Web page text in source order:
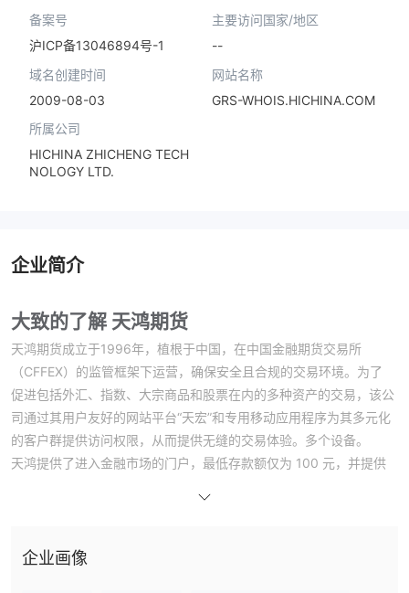
备案号
沪ICP备13046894号-1
主要访问国家/地区
--
域名创建时间
2009-08-03
网站名称
GRS-WHOIS.HICHINA.COM
所属公司
HICHINA ZHICHENG TECH
NOLOGY LTD.
企业简介
大致的了解 天鸿期货
天鸿期货成立于1996年，植根于中国，在中国金融期货交易所
（CFFEX）的监管框架下运营，确保安全且合规的交易环境。为了
促进包括外汇、指数、大宗商品和股票在内的多种资产的交易，该公
司通过其用户友好的网站平台“天宏”和专用移动应用程序为其多元化
的客户群提供访问权限，从而提供无缝的交易体验。多个设备。
天鸿提供了进入金融市场的门户，最低存款额仅为 100 元，并提供
天鸿通过电话、电子邮件和社交媒体等多种渠道提供强大的客户支
企业画像